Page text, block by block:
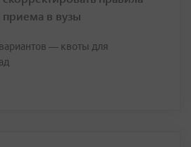
приема в вузы
— квоты для